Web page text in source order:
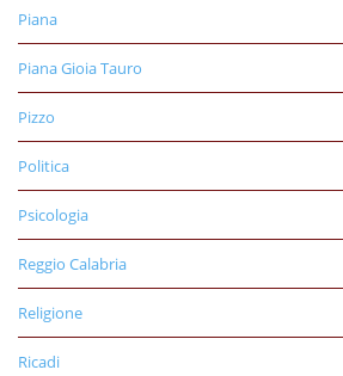
Piana
Piana Gioia Tauro
Pizzo
Politica
Psicologia
Reggio Calabria
Religione
Ricadi